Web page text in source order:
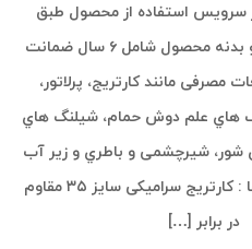
سرویس استفاده از محصول طبق
دستورالعمل آبکاري و بدنه محصول شامل ۶ سال ضمانت
مانند کارتریج، پرلاتور،
هاي علم دوش حمام، شیلنگ هاي
شور، شیرچشمی و باطري و زیر آب
۱۸ ماه است. ویژگی‌ها : کارتریج سرامیکی سایز ۳۵ مقاوم
در برابر […]